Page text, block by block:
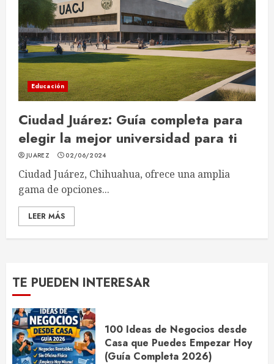
Educación
Ciudad Juárez: Guía completa para
elegir la mejor universidad para ti
JUAREZ 02/06/2024
Ciudad Juárez, Chihuahua, ofrece una amplia
gama de opciones...
LEER MÁS
TE PUEDEN INTERESAR
100 Ideas de Negocios desde
Casa que Puedes Empezar Hoy
(Guía Completa 2026)